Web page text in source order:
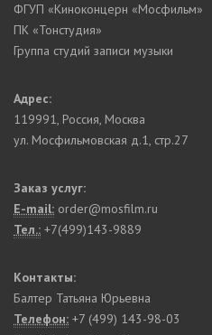
ФГУП «Киноконцерн «Мосфильм»
ПК «Тонстудия»
Группа студий записи музыки
Адрес:
119991, Россия, Москва
ул. Мосфильмовская д.1, стр.27
Заказ услуг:
E-mail: order@mosfilm.ru
Тел.: +7(499)143-9889
Контакты:
Балтер Татьяна Юрьевна
Телефон: +7 (499) 143-98-03